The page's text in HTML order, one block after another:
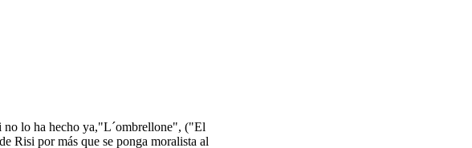
no lo ha hecho ya,"L´ombrellone", ("El
Risi por más que se ponga moralista al